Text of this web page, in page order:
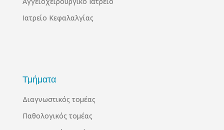
Ιατρείο Κεφαλαλγίας
Τμήματα
Διαγνωστικός τομέας
Παθολογικός τομέας